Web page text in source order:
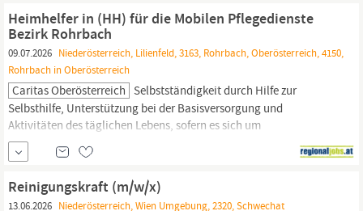
Kindern und Jugendlichen
Heimhelfer in (HH) für die Mobilen Pflegedienste
Bezirk Rohrbach
09.07.2026 Niederösterreich, Lilienfeld, 3163, Rohrbach, Oberösterreich, 4150,
Rohrbach in Oberösterreich
Caritas Oberösterreich Selbstständigkeit durch Hilfe zur
Selbsthilfe, Unterstützung bei der Basisversorgung und
Aktivitäten des täglichen Lebens, sofern es sich um
selbstbestimmte Personen handelt Durchführung
hauswirtschaftlicher
Tätigkeiten Schriftliche Dokumentation und
Übernahme von Anordnungen anderer Berufsgruppen aus der
Betreuungs- und Pflegedokumentation Anforderungen:
Reinigungskraft (m/w/x)
13.06.2026 Niederösterreich, Wien Umgebung, 2320, Schwechat